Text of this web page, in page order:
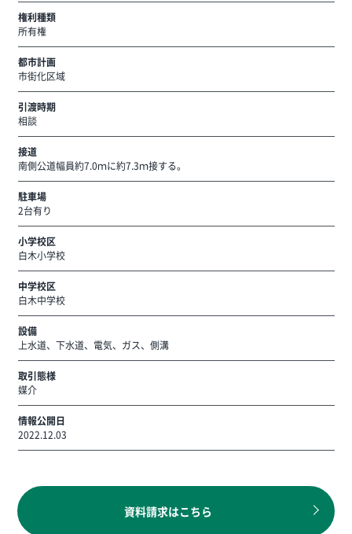
権利種類
所有権
都市計画
市街化区域
引渡時期
相談
接道
南側公道幅員約7.0ｍに約7.3ｍ接する。
駐車場
2台有り
小学校区
白木小学校
中学校区
白木中学校
設備
上水道、下水道、電気、ガス、側溝
取引態様
媒介
情報公開日
2022.12.03
資料請求はこちら